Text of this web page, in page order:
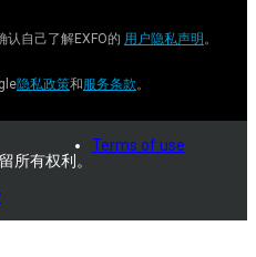
认自己了解EXFO的 用户隐私声明 。
隐私政策和服务条款。
所有权利。
Terms of use